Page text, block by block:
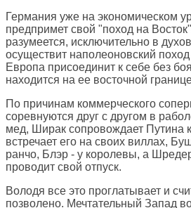
Германия уже на экономическом
предпримет свой "поход на
разумеется, исключительно в
осуществит наполеоновский
Европа присоединит к себе без
находится на ее восточной
По причинам коммерческого
соревнуются друг с другом в
мед, Ширак сопровождает Путина
встречает его на своих виллах,
ранчо, Блэр - у королевы, а
проводит свой отпуск.
Володя все это проглатывает и
позволено. Мечтательный Запад